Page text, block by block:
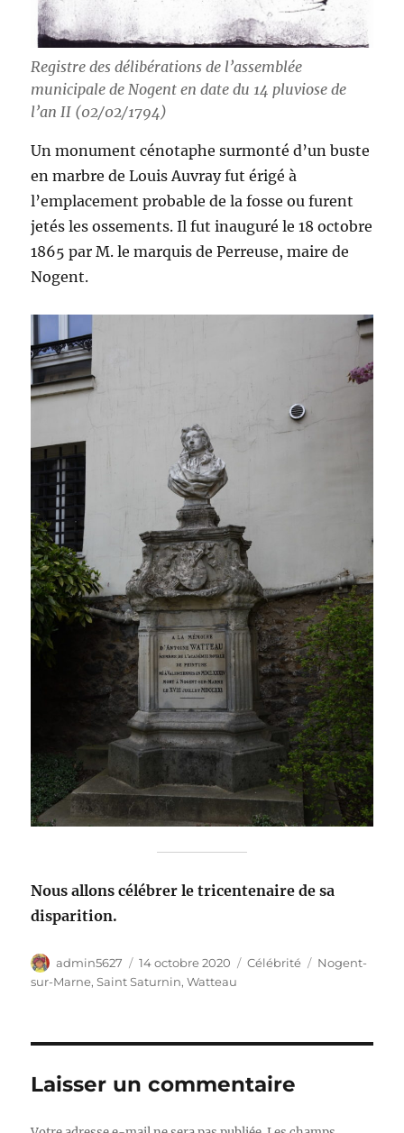
Registre des délibérations de l’assemblée
municipale de Nogent en date du 14 pluviose de
l’an II (02/02/1794)
Un monument cénotaphe surmonté d’un buste
en marbre de Louis Auvray fut érigé à
l’emplacement probable de la fosse ou furent
jetés les ossements. Il fut inauguré le 18 octobre
1865 par M. le marquis de Perreuse, maire de
Nogent.
Nous allons célébrer le tricentenaire de sa
disparition.
Auteur
admin5627
Publié
le
14 octobre 2020 Catégories
Célébrité Étiquettes
Nogent-
sur-Marne,Saint Saturnin,Watteau
Laisser un commentaire